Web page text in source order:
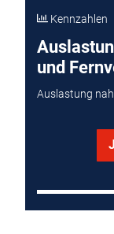
Kennzahlen
und
Auslastung